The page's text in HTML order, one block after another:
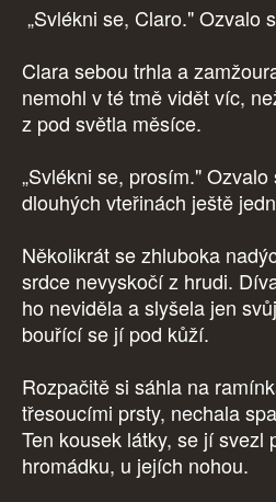
„Svlékni se, Claro." Ozvalo
Clara sebou trhla a
nemohl v té tmě vidět víc,
z pod světla měsíce.
„Svlékni se, prosím."
dlouhých vteřinách ještě
Několikrát se zhluboka
srdce nevyskočí z hrudi.
ho neviděla a slyšela jen
bouřící se jí pod kůží.
Rozpačitě si sáhla na
třesoucími prsty, nechala
Ten kousek látky, se jí svezl
hromádku, u jejích nohou.